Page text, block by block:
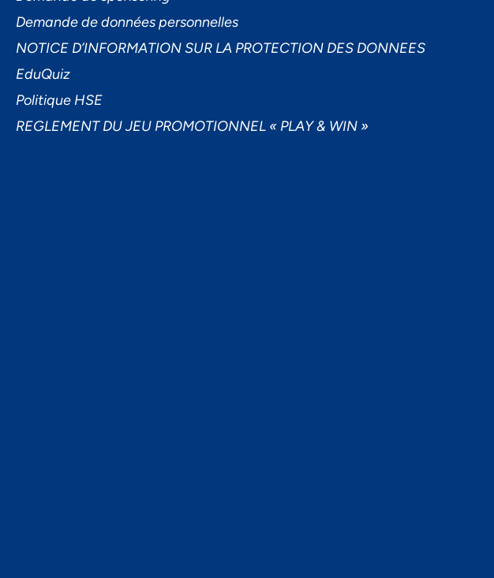
Demande de données personnelles
NOTICE D’INFORMATION SUR LA PROTECTION DES DONNEES
EduQuiz
Politique HSE
REGLEMENT DU JEU PROMOTIONNEL « PLAY & WIN »
Accepter